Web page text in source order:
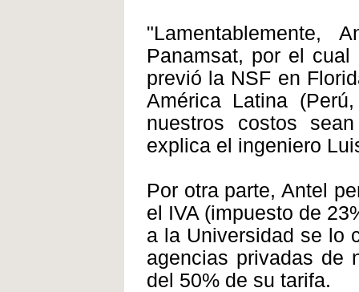
Panamsat, por el
previó la NSF en
América Latina
nuestros costos
explica el ingeniero
Por otra parte, Antel
el IVA (impuesto de
a la Universidad se lo
agencias privadas de
del 50% de su tarifa.